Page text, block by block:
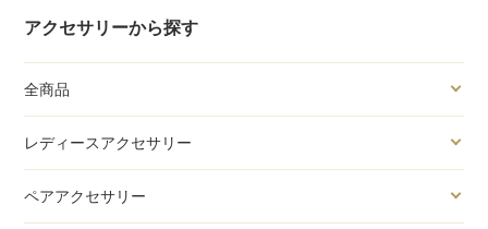
アクセサリーから探す
全商品
レディースアクセサリー
ペアアクセサリー